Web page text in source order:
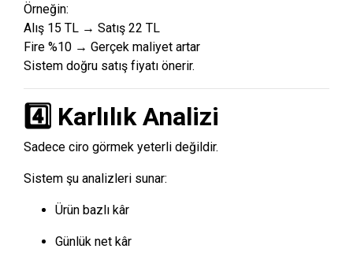
Örneğin:
Alış 15 TL → Satış 22 TL
Fire %10 → Gerçek maliyet artar
Sistem doğru satış fiyatı önerir.
4️⃣ Karlılık Analizi
Sadece ciro görmek yeterli değildir.
Sistem şu analizleri sunar:
Ürün bazlı kâr
Günlük net kâr